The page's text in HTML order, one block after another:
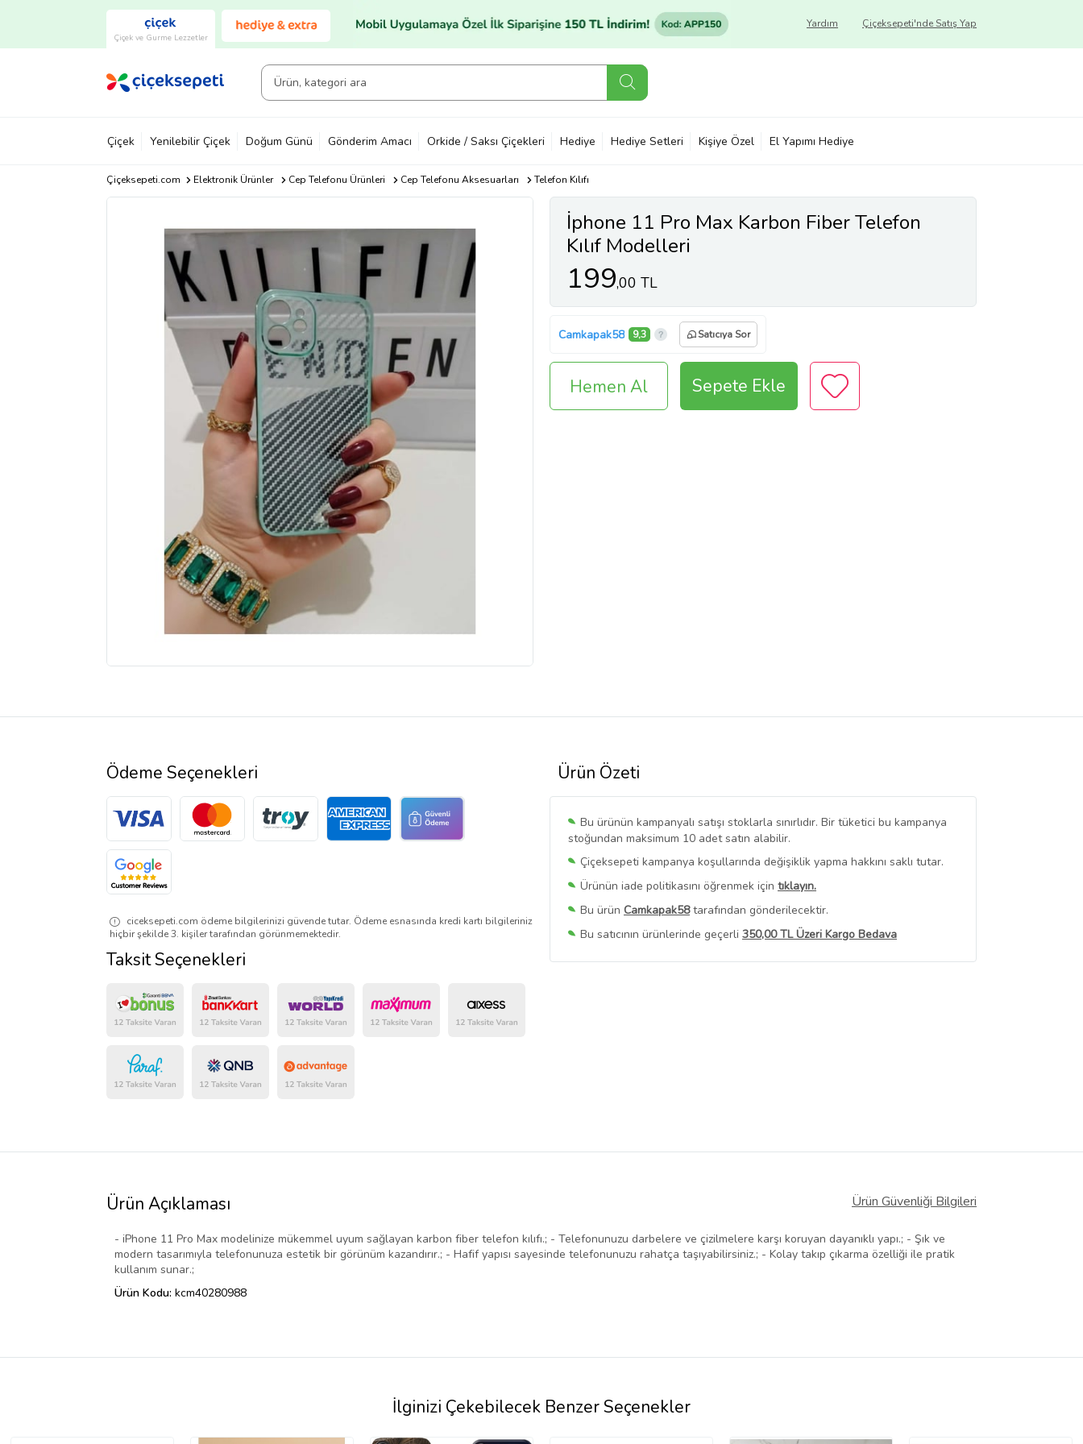
Çiçek ve Gurme Lezzetler
Çiçeksepeti'nde Satış Yap
Yardım
Çiçek Yenilebilir Çiçek Doğum Günü Gönderim Amacı Orkide / Saksı Çiçekleri Hediye Hediye Setleri Kişiye Özel El Yapımı Hediye
Çiçeksepeti.com Elektronik Ürünler Cep Telefonu Ürünleri Cep Telefonu Aksesuarları Telefon Kılıfı
İphone 11 Pro Max Karbon Fiber Telefon
Kılıf Modelleri
199,00 TL
Camkapak58 9,3 Satıcıya Sor
Hemen Al Sepete Ekle
Ürün Özeti
Bu ürünün kampanyalı satışı stoklarla sınırlıdır. Bir tüketici bu kampanya
stoğundan maksimum 10 adet satın alabilir.
Çiçeksepeti kampanya koşullarında değişiklik yapma hakkını saklı tutar.
Ürünün iade politikasını öğrenmek için tıklayın.
Bu ürün Camkapak58tarafından gönderilecektir.
Bu satıcının ürünlerinde geçerli 350,00 TL Üzeri Kargo Bedava
Bu SatıcınınTüm Ürünlerini Görüntüle
Ödeme Seçenekleri
ciceksepeti.com ödeme bilgilerinizi güvende tutar. Ödeme esnasında kredi kartı bilgileriniz
hiçbir şekilde 3. kişiler tarafından görünmemektedir.
Taksit Seçenekleri
Ürün Açıklaması Ürün Güvenliği Bilgileri
- iPhone 11 Pro Max modelinize mükemmel uyum sağlayan karbon fiber telefon kılıfı.; - Telefonunuzu darbelere ve çizilmelere karşı koruyan dayanıklı yapı.; - Şık ve
modern tasarımıyla telefonunuza estetik bir görünüm kazandırır.; - Hafif yapısı sayesinde telefonunuzu rahatça taşıyabilirsiniz.; - Kolay takıp çıkarma özelliği ile pratik
kullanım sunar.;
Ürün Kodu: kcm40280988
İlginizi Çekebilecek Benzer Seçenekler